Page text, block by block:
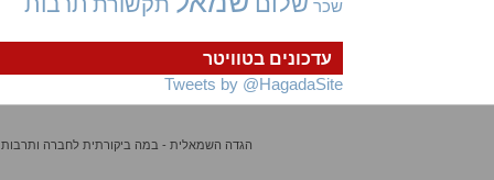
עדכונים בטוויטר
Tweets by @HagadaSite
שכר
הגדה השמאלית - במה ביקורתית לחברה ותרבות